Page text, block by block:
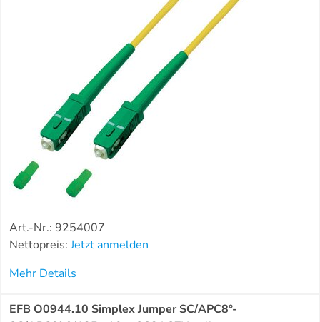
Art.-Nr.: 9254007
Nettopreis:Jetzt anmelden
Mehr Details
EFB O0944.10 Simplex Jumper SC/APC8°-